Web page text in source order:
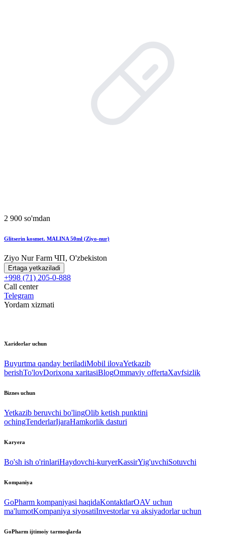
2 900 so'mdan
Glitserin kosmet. MALINA 50ml (Ziyo-nur)
Ziyo Nur Farm ЧП, O'zbekiston
Ertaga yetkaziladi
+998 (71) 205-0-888
Call center
Telegram
Yordam xizmati
Xaridorlar uchun
Buyurtma qanday beriladiMobil ilovaYetkazib
berishTo'lovDorixona xaritasiBlogOmmaviy offertaXavfsizlik
Biznes uchun
Yetkazib beruvchi bo'lingOlib ketish punktini
ochingTenderlarIjaraHamkorlik dasturi
Karyera
Bo'sh ish o'rinlariHaydovchi-kuryerKassirYig'uvchiSotuvchi
Kompaniya
GoPharm kompaniyasi haqidaKontaktlarOAV uchun
ma'lumotKompaniya siyosatiInvestorlar va aksiyadorlar uchun
GoPharm ijtimoiy tarmoqlarda